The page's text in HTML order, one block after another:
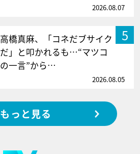
2026.08.07
5
高橋真麻、「コネだブサイク
だ」と叩かれるも…“マツコ
の一言”から…
2026.08.05
もっと見る